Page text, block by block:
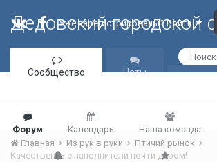
Дедовский городской
Уже зарегистрированы? Войти
Сообщество
Форум Календарь Наша команда
Чаты
Главная Из рук в руки
Птичий рынок
Качественные наполнители почти даром!